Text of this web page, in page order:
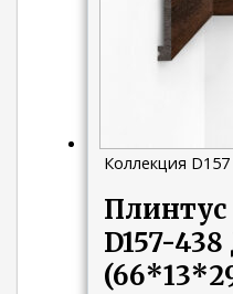
Коллекция D157
Плинтус
D157-